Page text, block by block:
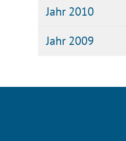
Jahr 2010
Jahr 2009